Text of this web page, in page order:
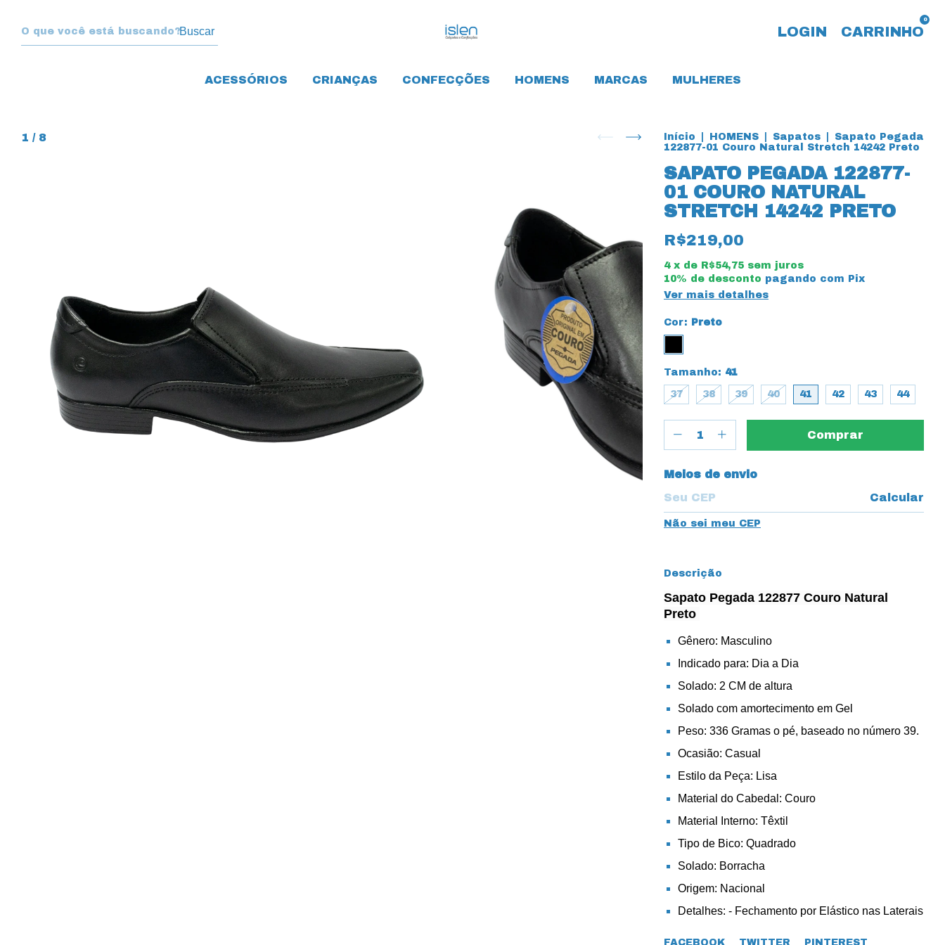
Buscar LOGIN CARRINHO
0
ACESSÓRIOS CRIANÇAS CONFECÇÕES HOMENS MARCAS MULHERES
1 / 8 Início HOMENS Sapatos
Sapato Pegada
122877-01 Couro Natural Stretch 14242 Preto
SAPATO PEGADA 122877-
01 COURO NATURAL
STRETCH 14242 PRETO
R$219,00
4 x de R$54,75 sem juros
10% de desconto pagando com Pix
Ver mais detalhes
Cor: Preto
Tamanho: 41
37 38 39 40 41 42 43 44
Entregas para o CEP:
Meios de envio
Calcular
Não sei meu CEP
Descrição
Sapato Pegada 122877 Couro Natural
Preto
Gênero: Masculino
Indicado para: Dia a Dia
Solado: 2 CM de altura
Solado com amortecimento em Gel
Peso: 336 Gramas o pé, baseado no número 39.
Ocasião: Casual
Estilo da Peça: Lisa
Material do Cabedal: Couro
Material Interno: Têxtil
Tipo de Bico: Quadrado
Solado: Borracha
Origem: Nacional
Detalhes: - Fechamento por Elástico nas Laterais
FACEBOOK TWITTER PINTEREST